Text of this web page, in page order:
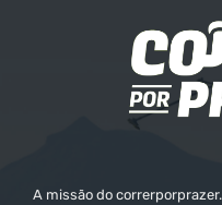
A missão do